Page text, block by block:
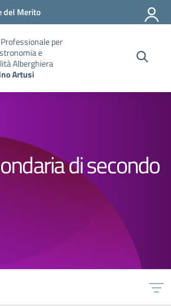
del Merito
per
e
Alberghiera
Artusi
di secondo